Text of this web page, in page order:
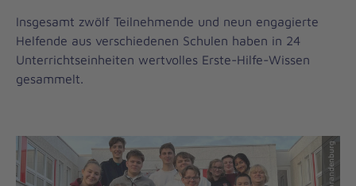
Insgesamt zwölf Teilnehmende und neun engagierte
Helfende aus verschiedenen Schulen haben in 24
Unterrichtseinheiten wertvolles Erste-Hilfe-Wissen
gesammelt.